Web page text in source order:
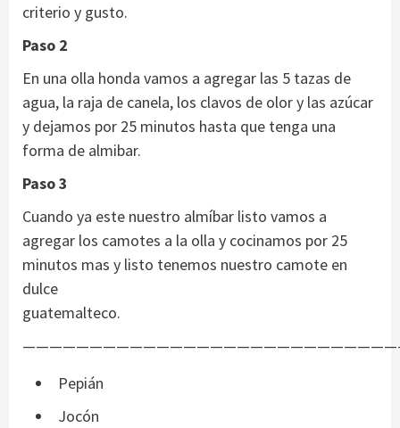
criterio y gusto.
Paso 2
En una olla honda vamos a agregar las 5 tazas de
agua, la raja de canela, los clavos de olor y las azúcar
y dejamos por 25 minutos hasta que tenga una
forma de almibar.
Paso 3
Cuando ya este nuestro almíbar listo vamos a
agregar los camotes a la olla y cocinamos por 25
minutos mas y listo tenemos nuestro camote en
dulce
guatemalteco.
Pepián
Jocón